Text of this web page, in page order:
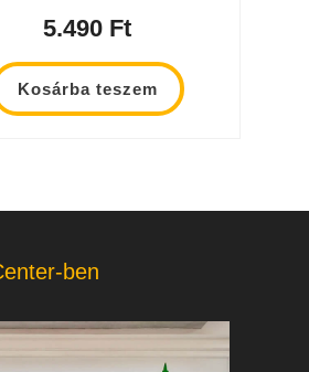
5.490 Ft
Kosárba teszem
ben